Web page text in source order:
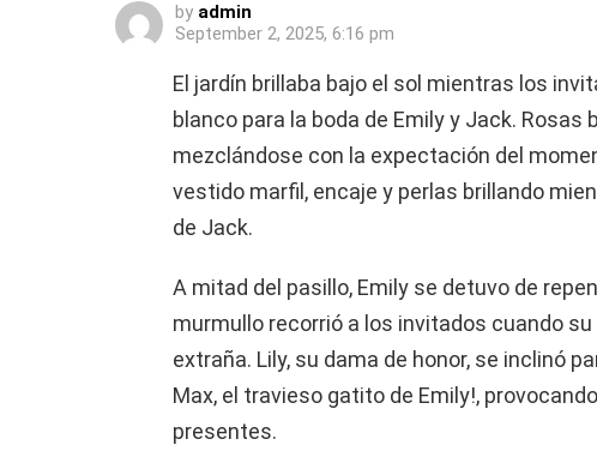
by admin
September 2, 2025, 6:16 pm
El jardín brillaba bajo el sol mientras los
blanco para la boda de Emily y Jack.
mezclándose con la expectación del
vestido marfil, encaje y perlas brillando
de Jack.
A mitad del pasillo, Emily se detuvo de
murmullo recorrió a los invitados cuando
extraña. Lily, su dama de honor, se inclinó
Max, el travieso gatito de Emily!,
presentes.